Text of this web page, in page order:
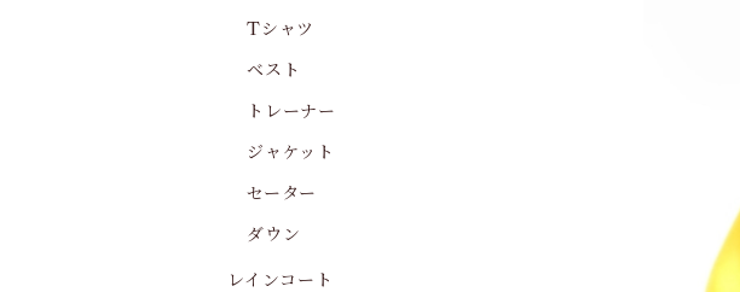
Tシャツ
ベスト
トレーナー
ジャケット
セーター
ダウン
レインコート